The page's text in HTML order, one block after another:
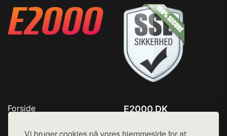
Forside
Top Rabatter
E2000.DK